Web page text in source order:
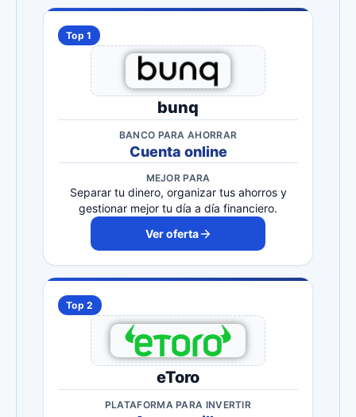
Top 1
bunq
BANCO PARA AHORRAR
Cuenta online
MEJOR PARA
Separar tu dinero, organizar tus ahorros y
gestionar mejor tu día a día financiero.
Ver oferta
Top 2
eToro
PLATAFORMA PARA INVERTIR